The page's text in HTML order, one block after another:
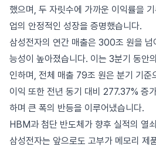
했으며, 두 자릿수에 가까운 이익률을
업의 안정적인 성장을 증명했습니다.
삼성전자의 연간 매출은 300조 원을
능성이 높아졌습니다. 이는 3분기 동안
인하며, 전체 매출 79조 원은 분기 기준
이익 또한 전년 동기 대비 277.37% 증
하며 큰 폭의 반등을 이루어냈습니다.
HBM과 첨단 반도체가 향후 실적의 열쇠
삼성전자는 앞으로도 고부가 메모리 제